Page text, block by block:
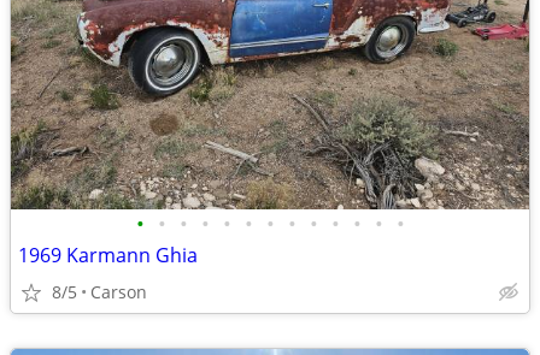
• • • • • • • • • • • • •
1969 Karmann Ghia
8/5 Carson